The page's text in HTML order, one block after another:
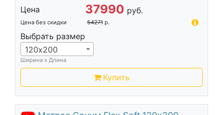
Цена 37990 руб.
Цена без скидки 54271 р.
Выбрать размер
120х200
Ширина х Длина
Купить